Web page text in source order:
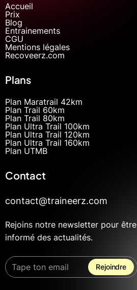
Accueil
Prix
Blog
Entrainements
CGU
Mentions légales
Recoveerz.com
Plans
Plan Maratrail 42km
Plan Trail 60km
Plan Trail 80km
Plan Ultra Trail 100km
Plan Ultra Trail 120km
Plan Ultra Trail 160km
Plan UTMB
Contact
contact@traineerz.com
Rejoins notre newsletter pour être
informé des actualités.